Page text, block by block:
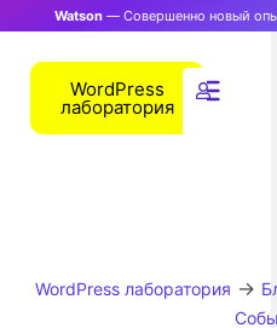
Watson— Совершенно новый
WordPress
лаборатория
WordPress лаборатория →